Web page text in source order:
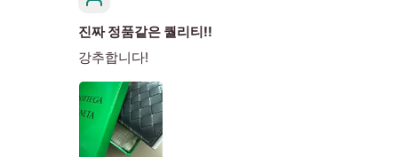
진짜 정품같은 퀄리티!!
강추합니다!